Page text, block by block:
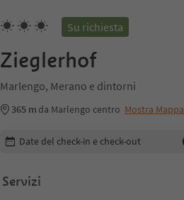
Su richiesta
Zieglerhof
Marlengo, Merano e dintorni
365 m da Marlengo centro Mostra Mappa
Modifica i dettagli della prenotazione
Date del check-in e check-out
Servizi